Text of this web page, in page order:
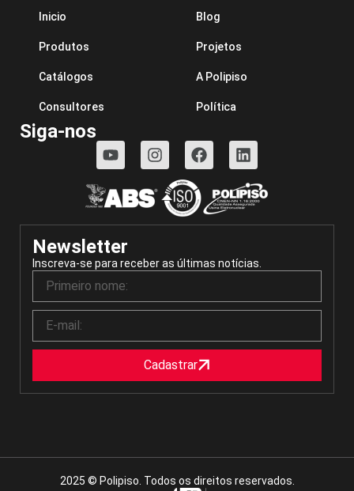
Inicio
Produtos
Catálogos
Consultores
Blog
Projetos
A Polipiso
Política
Siga-nos
Newsletter
Inscreva-se para receber as últimas notícias.
Cadastrar
2025 © Polipiso. Todos os direitos reservados.